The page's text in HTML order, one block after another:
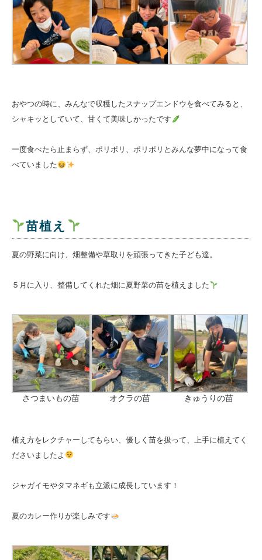
おやつの時に、みんなで収穫したスナップエンドウを食べてみると、
シャキッとしていて、甘くて美味しかったです
一度食べたら止まらず、ポリポリ、ポリポリとみんな夢中になって食
べていました
苗植え
夏の野菜に向け、畑整備や草取りを頑張ってきた子ども達。
５月に入り、整備してくれた畑に夏野菜の苗を植えました
さつまいもの苗 オクラの苗 きゅうりの苗
植え方をレクチャーしてもらい、優しく苗を扱って、上手に植えてく
ださいましたよ
ジャガイモやタマネギも立派に成長しています！
夏のカレー作りが楽しみです